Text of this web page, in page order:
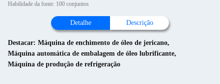
Habilidade da fonte: 100 conjuntos
Detalhe Descrição
Destacar: Máquina de enchimento de óleo de jericano,
Máquina automática de embalagem de óleo lubrificante,
Máquina de produção de refrigeração